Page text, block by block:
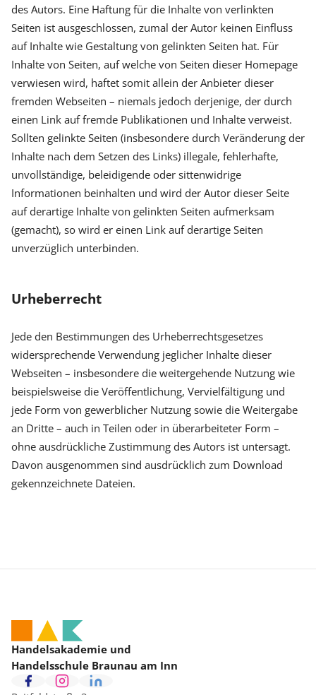
des Autors. Eine Haftung für die Inhalte von verlinkten
Seiten ist ausgeschlossen, zumal der Autor keinen Einfluss
auf Inhalte wie Gestaltung von gelinkten Seiten hat. Für
Inhalte von Seiten, auf welche von Seiten dieser Homepage
verwiesen wird, haftet somit allein der Anbieter dieser
fremden Webseiten – niemals jedoch derjenige, der durch
einen Link auf fremde Publikationen und Inhalte verweist.
Sollten gelinkte Seiten (insbesondere durch Veränderung der
Inhalte nach dem Setzen des Links) illegale, fehlerhafte,
unvollständige, beleidigende oder sittenwidrige
Informationen beinhalten und wird der Autor dieser Seite
auf derartige Inhalte von gelinkten Seiten aufmerksam
(gemacht), so wird er einen Link auf derartige Seiten
unverzüglich unterbinden.
Urheberrecht
Jede den Bestimmungen des Urheberrechtsgesetzes
widersprechende Verwendung jeglicher Inhalte dieser
Webseiten – insbesondere die weitergehende Nutzung wie
beispielsweise die Veröffentlichung, Vervielfältigung und
jede Form von gewerblicher Nutzung sowie die Weitergabe
an Dritte – auch in Teilen oder in überarbeiteter Form –
ohne ausdrückliche Zustimmung des Autors ist untersagt.
Davon ausgenommen sind ausdrücklich zum Download
gekennzeichnete Dateien.
Handelsakademie und
Handelsschule Braunau am Inn
F
I L